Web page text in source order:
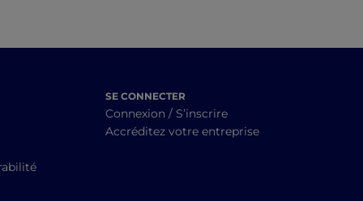
SE CONNECTER
Connexion / S’inscrire
Accréditez votre entreprise